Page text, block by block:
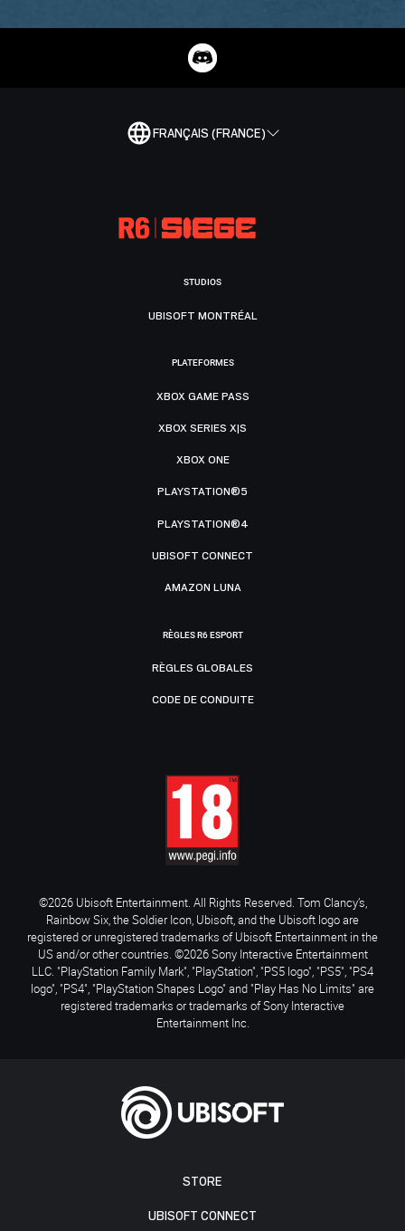
FRANÇAIS (FRANCE)
STORE
UBISOFT CONNECT
STUDIOS
UBISOFT MONTRÉAL
PLATEFORMES
XBOX GAME PASS
XBOX SERIES X|S
XBOX ONE
PLAYSTATION®5
PLAYSTATION®4
UBISOFT CONNECT
AMAZON LUNA
RÈGLES R6 ESPORT
RÈGLES GLOBALES
CODE DE CONDUITE
©2026 Ubisoft Entertainment. All Rights Reserved. Tom Clancy’s,
Rainbow Six, the Soldier Icon, Ubisoft, and the Ubisoft logo are
registered or unregistered trademarks of Ubisoft Entertainment in the
US and/or other countries. ©2026 Sony Interactive Entertainment
LLC. "PlayStation Family Mark", "PlayStation", "PS5 logo", "PS5", "PS4
logo", "PS4", "PlayStation Shapes Logo" and "Play Has No Limits" are
registered trademarks or trademarks of Sony Interactive
Entertainment Inc.